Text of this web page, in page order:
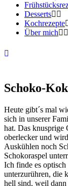
Desserts
Kochrezepte
Über mich
Schoko-
Heute gibt´s mal
sich in unserer
hat. Das
oberlecker und
Auskühlen noch
Schokoraspel
Ich finde es
unterzurühren, die
hell sind, weil dann